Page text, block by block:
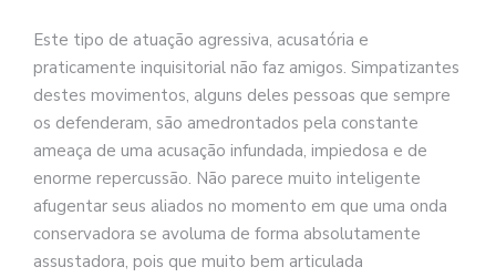
Este tipo de atuação agressiva, acusatória e
praticamente inquisitorial não faz amigos. Simpatizantes
destes movimentos, alguns deles pessoas que sempre
os defenderam, são amedrontados pela constante
ameaça de uma acusação infundada, impiedosa e de
enorme repercussão. Não parece muito inteligente
afugentar seus aliados no momento em que uma onda
conservadora se avoluma de forma absolutamente
assustadora, pois que muito bem articulada